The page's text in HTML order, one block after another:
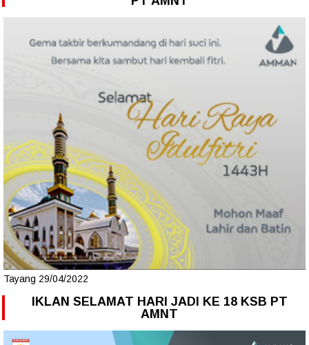
Tayang 29/04/2022
IKLAN SELAMAT HARI JADI KE 18 KSB PT
AMNT